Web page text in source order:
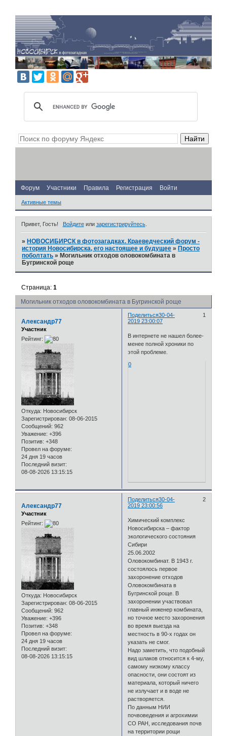
Форум Участники Правила Регистрация Войти
Активные темы
Привет, Гость! Войдитеили зарегистрируйтесь.
» НОВОСИБИРСК в фотозагадках. Краеведческий форум -
история Новосибирска, его настоящее и будущее » Просто
поболтать » Могильник отходов оловокомбината в
Бугринской роще
Могильник отходов оловокомбината в Бугринской роще
Страница:1
Поделиться 1
30-04-
2019 23:00:07
Александр77
Участник
Рейтинг:
Откуда: Новосибирск
Зарегистрирован: 08-06-2015
Сообщений: 962
Уважение: +396
Позитив: +348
Провел на форуме:
24 дня 19 часов
Последний визит:
08-08-2026 13:15:15
В интернете не нашел более-
менее полной хроники по
этой проблеме.
0
Поделиться 2
30-04-
2019 23:00:56
Александр77
Участник
Рейтинг:
Откуда: Новосибирск
Зарегистрирован: 08-06-2015
Сообщений: 962
Уважение: +396
Позитив: +348
Провел на форуме:
24 дня 19 часов
Последний визит:
08-08-2026 13:15:15
Химический комплекс
Новосибирска – фактор
экологического состояния
Сибири
25.06.2002
Оловокомбинат. В 1943 г.
состоялось первое
захоронение отходов
Оловокомбината в
Бугринской роще. В
захоронении участвовал
главный инженер комбината,
но точное место захоронения
во время выезда на
местность в 90-х годах он
указать не смог.
Надо заметить, что подобный
вид шлаков относится к 4-му,
самому низкому классу
опасности, они состоят из
материала, который ничего
не излучает и в воде не
растворяется.
По данным НИИ
почвоведения и агрохимии
СО РАН, исследования почв
на территории рощи